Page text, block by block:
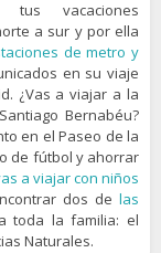
tus vacaciones
a sur y por ella
de metro y
en su viaje
¿Vas a viajar a la
Bernabéu?
en el Paseo de la
de fútbol y ahorrar
a viajar con niños
dos delas
toda la familia: el
Naturales.